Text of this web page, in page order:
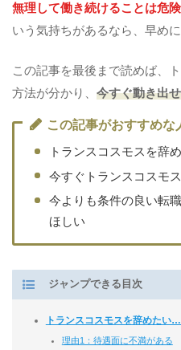
無理して働き続けることは危険
いう気持ちがあるなら、早め
この記事を最後まで読めば、
方法が分かり、 今すぐ動き出
この記事がおすすめな
トランスコスモスを辞
今すぐトランスコスモ
今よりも条件の良い転
ほしい
ジャンプできる目次
トランスコスモスを辞めたい
理由1：待遇面に不満がある